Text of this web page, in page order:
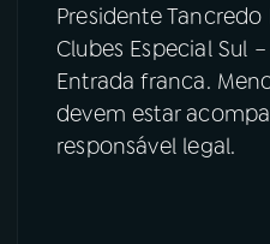
Presidente
Clubes Especial Sul
Entrada franca.
devem estar
responsável legal.